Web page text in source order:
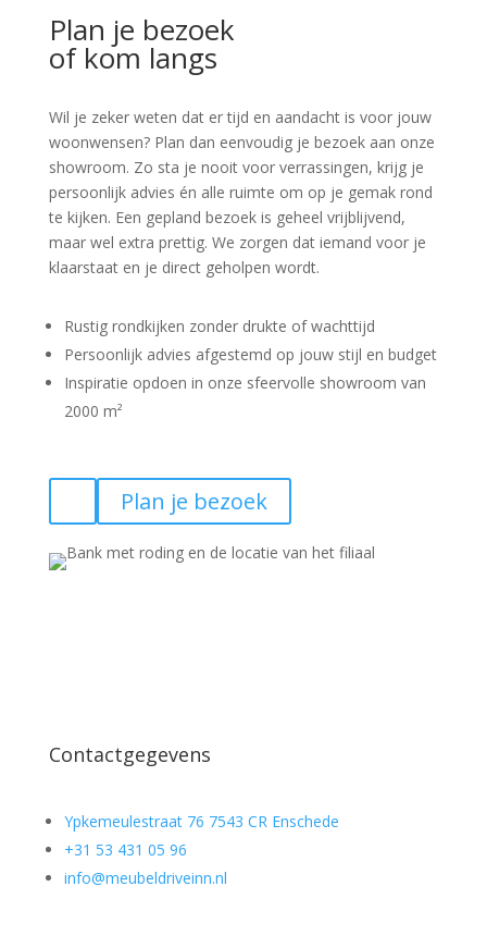
Plan je bezoek
of kom langs
Wil je zeker weten dat er tijd en aandacht is voor jouw
woonwensen? Plan dan eenvoudig je bezoek aan onze
showroom. Zo sta je nooit voor verrassingen, krijg je
persoonlijk advies én alle ruimte om op je gemak rond
te kijken. Een gepland bezoek is geheel vrijblijvend,
maar wel extra prettig. We zorgen dat iemand voor je
klaarstaat en je direct geholpen wordt.
Rustig rondkijken zonder drukte of wachttijd
Persoonlijk advies afgestemd op jouw stijl en budget
Inspiratie opdoen in onze sfeervolle showroom van
2000 m²
Plan je bezoek
Contactgegevens
Ypkemeulestraat 76 7543 CR Enschede
+31 53 431 05 96
info@meubeldriveinn.nl